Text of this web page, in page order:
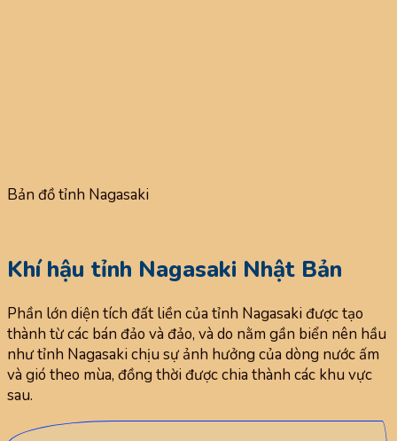
Bản đồ tỉnh Nagasaki
Khí hậu tỉnh Nagasaki Nhật Bản
Phần lớn diện tích đất liền của tỉnh Nagasaki được tạo
thành từ các bán đảo và đảo, và do nằm gần biển nên hầu
như tỉnh Nagasaki chịu sự ảnh hưởng của dòng nước ấm
và gió theo mùa, đồng thời được chia thành các khu vực
sau.